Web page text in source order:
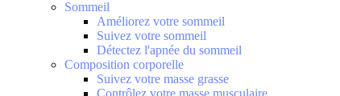
Sommeil
Améliorez votre sommeil
Suivez votre sommeil
Détectez l'apnée du sommeil
Composition corporelle
Suivez votre masse grasse
Contrôlez votre masse musculaire